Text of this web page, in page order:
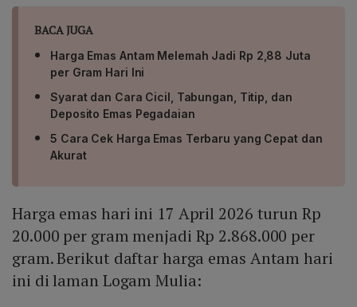
BACA JUGA
Harga Emas Antam Melemah Jadi Rp 2,88 Juta
per Gram Hari Ini
Syarat dan Cara Cicil, Tabungan, Titip, dan
Deposito Emas Pegadaian
5 Cara Cek Harga Emas Terbaru yang Cepat dan
Akurat
Harga emas hari ini 17 April 2026 turun Rp
20.000 per gram menjadi Rp 2.868.000 per
gram. Berikut daftar harga emas Antam hari
ini di laman Logam Mulia: